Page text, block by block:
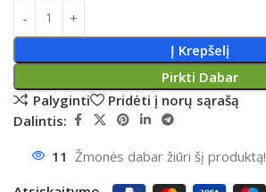
Į Krepšelį
Pirkti Dabar
Palyginti
Pridėti į norų sąrašą
Dalintis:
11 Žmonės dabar žiūri šį produktą!